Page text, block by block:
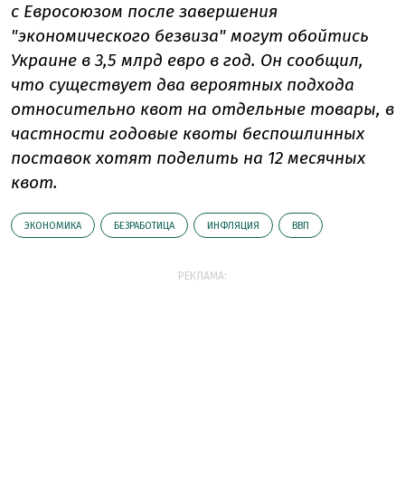
с Евросоюзом после завершения
"экономического безвиза" могут обойтись
Украине в 3,5 млрд евро в год. Он сообщил,
что существует два вероятных подхода
относительно квот на отдельные товары, в
частности годовые квоты беспошлинных
поставок хотят поделить на 12 месячных
квот.
ЭКОНОМИКА БЕЗРАБОТИЦА ИНФЛЯЦИЯ ВВП
РЕКЛАМА: